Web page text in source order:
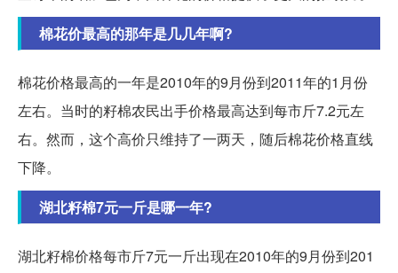
棉花价最高的那年是几几年啊?
棉花价格最高的一年是2010年的9月份到2011年的1月份
左右。当时的籽棉农民出手价格最高达到每市斤7.2元左
右。然而，这个高价只维持了一两天，随后棉花价格直线
下降。
湖北籽棉7元一斤是哪一年?
湖北籽棉价格每市斤7元一斤出现在2010年的9月份到201